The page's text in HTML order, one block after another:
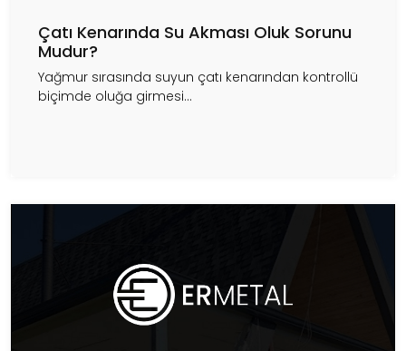
Çatı Kenarında Su Akması Oluk Sorunu
Mudur?
Yağmur sırasında suyun çatı kenarından kontrollü
biçimde oluğa girmesi...